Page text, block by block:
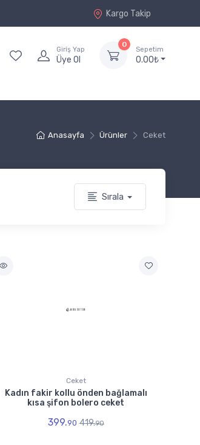
Kargo Takip
Giriş Yap
Üye Ol
0
Sepetim
0.00₺
Anasayfa Ürünler Ceket
Sırala
Ceket
Kadın fakir kollu önden bağlamalı
kısa şifon bolero ceket
399.90 419.90